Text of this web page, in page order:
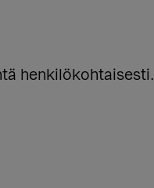
henkilökohtaisesti.